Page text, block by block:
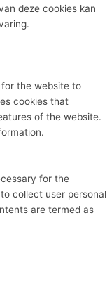
deze cookies kan
the website to
cookies that
of the website.
for the
collect user personal
are termed as